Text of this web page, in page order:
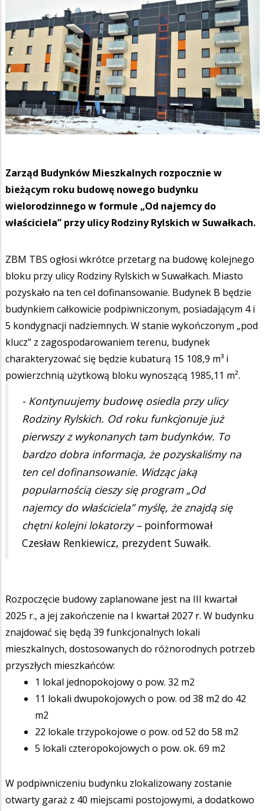
Zarząd Budynków Mieszkalnych rozpocznie w
bieżącym roku budowę nowego budynku
wielorodzinnego w formule „Od najemcy do
właściciela” przy ulicy Rodziny Rylskich w Suwałkach.
ZBM TBS ogłosi wkrótce przetarg na budowę kolejnego
bloku przy ulicy Rodziny Rylskich w Suwałkach. Miasto
pozyskało na ten cel dofinansowanie. Budynek B będzie
budynkiem całkowicie podpiwniczonym, posiadającym 4 i
5 kondygnacji nadziemnych. W stanie wykończonym „pod
klucz” z zagospodarowaniem terenu, budynek
charakteryzować się będzie kubaturą 15 108,9 m³ i
powierzchnią użytkową bloku wynoszącą 1985,11 m².
- Kontynuujemy budowę osiedla przy ulicy
Rodziny Rylskich. Od roku funkcjonuje już
pierwszy z wykonanych tam budynków. To
bardzo dobra informacja, że pozyskaliśmy na
ten cel dofinansowanie. Widząc jaką
popularnością cieszy się program „Od
najemcy do właściciela” myślę, że znajdą się
chętni kolejni lokatorzy –poinformował
Czesław Renkiewicz, prezydent Suwałk.
Rozpoczęcie budowy zaplanowane jest na III kwartał
2025 r., a jej zakończenie na I kwartał 2027 r. W budynku
znajdować się będą 39 funkcjonalnych lokali
mieszkalnych, dostosowanych do różnorodnych potrzeb
przyszłych mieszkańców:
1 lokal jednopokojowy o pow. 32 m2
11 lokali dwupokojowych o pow. od 38 m2 do 42
m2
22 lokale trzypokojowe o pow. od 52 do 58 m2
5 lokali czteropokojowych o pow. ok. 69 m2
W podpiwniczeniu budynku zlokalizowany zostanie
otwarty garaż z 40 miejscami postojowymi, a dodatkowo